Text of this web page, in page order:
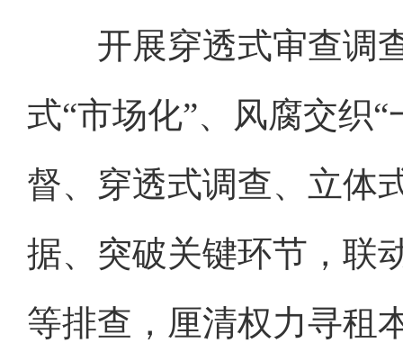
开展穿透式审查调查
式“市场化”、风腐交织
督、穿透式调查、立体
据、突破关键环节，联
等排查，厘清权力寻租